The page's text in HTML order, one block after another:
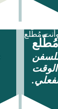
مُطّلع